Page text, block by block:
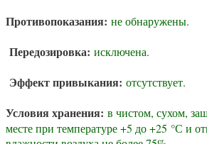
Противопоказания: не обнаружены.
Передозировка: исключена.
Эффект привыкания: отсутствует.
Условия хранения: в чистом, сухом,
месте при температуре +5 до +25 °С и